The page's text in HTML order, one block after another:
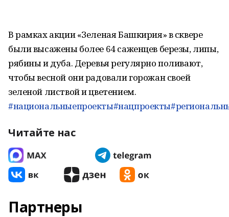
В рамках акции «Зеленая Башкирия» в сквере
были высажены более 64 саженцев березы, липы,
рябины и дуба. Деревья регулярно поливают,
чтобы весной они радовали горожан своей
зеленой листвой и цветением.
#национальныепроекты#нацпроекты
Читайте нас
Партнеры